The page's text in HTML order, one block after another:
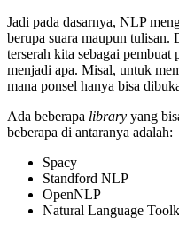
Jadi pada dasarnya, NLP
berupa suara maupun tulisan.
terserah kita sebagai
menjadi apa. Misal, untuk
mana ponsel hanya bisa
Ada beberapa library yang
beberapa di antaranya adalah:
Spacy
Standford NLP
OpenNLP
Natural Language